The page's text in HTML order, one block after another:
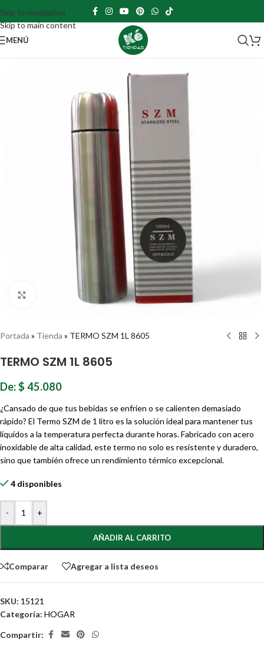
Skip to navigation
Skip to main content
MENÚ
Haz clic para ampliar
Portada » Tienda » TERMO SZM 1L 8605
TERMO SZM 1L 8605
De:$ 45.080
¿Cansado de que tus bebidas se enfríen o se calienten demasiado
rápido? El Termo SZM de 1 litro es la solución ideal para mantener tus
líquidos a la temperatura perfecta durante horas. Fabricado con acero
inoxidable de alta calidad, este termo no solo es resistente y duradero,
sino que también ofrece un rendimiento térmico excepcional.
4 disponibles
- +
AÑADIR AL CARRITO
Comparar Agregar a lista deseos
SKU: 15121
Categoría: HOGAR
Compartir: